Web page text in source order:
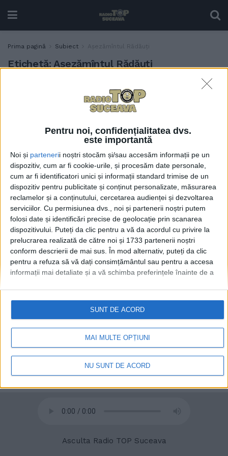
Pentru noi, confidențialitatea dvs.
este importantă
Noi și partenerii noștri stocăm și/sau accesăm informații pe un
dispozitiv, cum ar fi cookie-urile, și procesăm date personale,
cum ar fi identificatori unici și informații standard trimise de un
dispozitiv pentru publicitate și conținut personalizate, măsurarea
reclamelor și a conținutului, cercetarea audienței și dezvoltarea
serviciilor. Cu permisiunea dvs., noi și partenerii noștri putem
folosi date și identificări precise de geolocație prin scanarea
dispozitivului. Puteți da clic pentru a vă da acordul cu privire la
prelucrarea realizată de către noi și 1733 partenerii noștri
conform descrierii de mai sus. În mod alternativ, puteți da clic
pentru a refuza să vă dați consimțământul sau pentru a accesa
informații mai detaliate și a vă schimba preferințele înainte de a
retrageți consimțământul în orice moment, revenind la acest site
și făcând clic pe butonul "Confidențialitate" din partea de jos a
paginii web.
MAI MULTE OPȚIUNI
NU SUNT DE ACORD
SUNT DE ACORD
Prima pagină Subiect Așezămîntul Rădăuți
Etichetă: Așezămîntul Rădăuți
Colaborarea dintre FSE și
Așezămîntul ”Sf. Leontie” va
continua. O tînără de la ”Sf.
5 IANUARIE, 2022
© 2020 Radio TOP Suceava 104 FM
Asculta Radio TOP Suceava